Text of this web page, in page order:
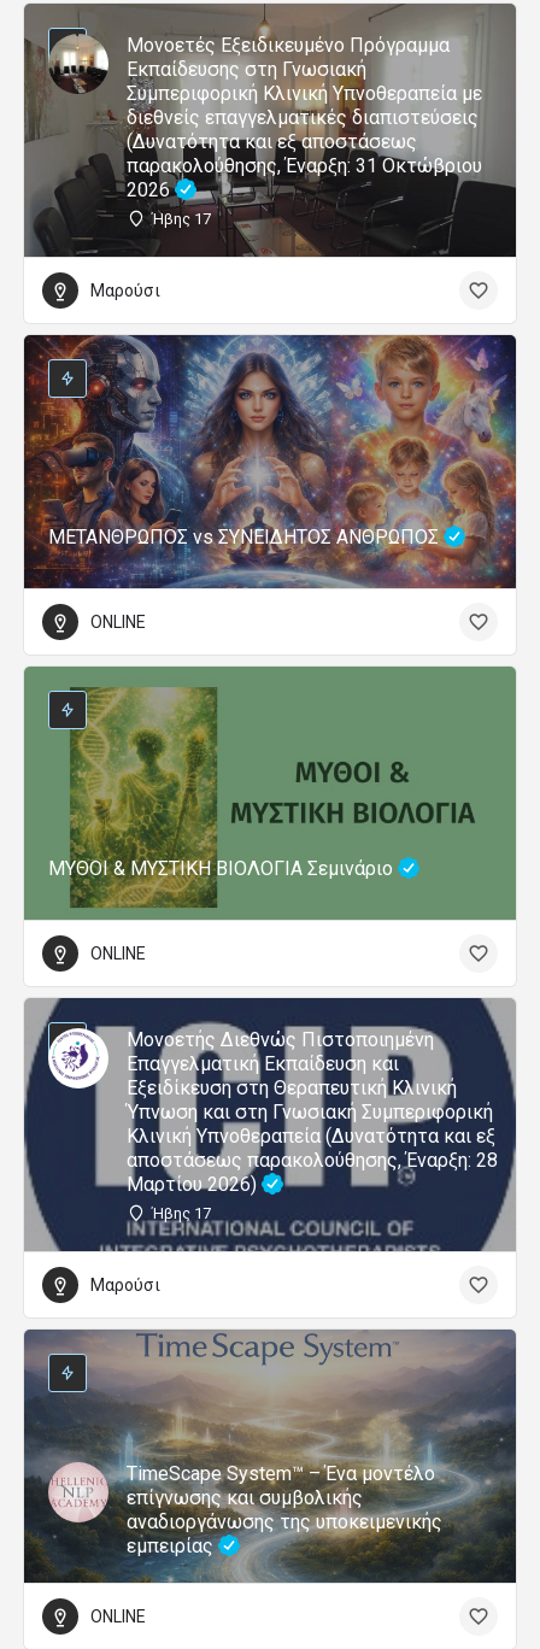
Μονοετές Εξειδικευμένο Πρόγραμμα
Εκπαίδευσης στη Γνωσιακή
Συμπεριφορική Κλινική Υπνοθεραπεία με
διεθνείς επαγγελματικές διαπιστεύσεις
(Δυνατότητα και εξ αποστάσεως
παρακολούθησης, Έναρξη: 31 Οκτώβριου
2026
Ήβης 17
Μαρούσι
ΜΕΤΑΝΘΡΩΠΟΣ vs ΣΥΝΕΙΔΗΤΟΣ ΑΝΘΡΩΠΟΣ
ONLINE
ΜΥΘΟΙ & ΜΥΣΤΙΚΗ ΒΙΟΛΟΓΙΑ Σεμινάριο
ONLINE
Μονοετής Διεθνώς Πιστοποιημένη
Επαγγελματική Εκπαίδευση και
Εξειδίκευση στη Θεραπευτική Κλινική
Ύπνωση και στη Γνωσιακή Συμπεριφορική
Κλινική Υπνοθεραπεία (Δυνατότητα και εξ
αποστάσεως παρακολούθησης, Έναρξη: 28
Μαρτίου 2026)
Ήβης 17
Μαρούσι
TimeScape System™ – Ένα μοντέλο
επίγνωσης και συμβολικής
αναδιοργάνωσης της υποκειμενικής
εμπειρίας
ONLINE